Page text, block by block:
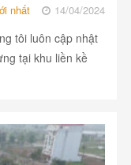
nhất 14/04/2024
tôi luôn cập nhật
tại khu liền kề